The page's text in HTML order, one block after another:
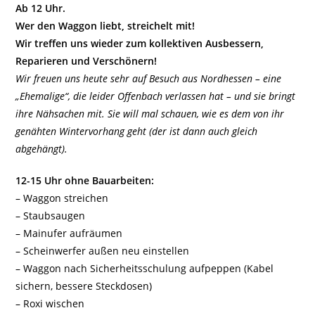
Ab 12 Uhr.
Wer den Waggon liebt, streichelt mit!
Wir treffen uns wieder zum kollektiven Ausbessern,
Reparieren und Verschönern!
Wir freuen uns heute sehr auf Besuch aus Nordhessen – eine
„Ehemalige“, die leider Offenbach verlassen hat – und sie bringt
ihre Nähsachen mit. Sie will mal schauen, wie es dem von ihr
genähten Wintervorhang geht (der ist dann auch gleich
abgehängt).
12-15 Uhr ohne Bauarbeiten:
– Waggon streichen
– Staubsaugen
– Mainufer aufräumen
– Scheinwerfer außen neu einstellen
– Waggon nach Sicherheitsschulung aufpeppen (Kabel
sichern, bessere Steckdosen)
– Roxi wischen